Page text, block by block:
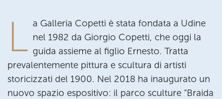
L a Galleria Copetti è stata fondata a Udine
nel 1982 da Giorgio Copetti, che oggi la
guida assieme al figlio Ernesto. Tratta
prevalentemente pittura e scultura di artisti
storicizzati del 1900. Nel 2018 ha inaugurato un
nuovo spazio espositivo: il parco sculture “Braida